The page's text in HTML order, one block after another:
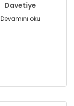
Davetiye
Devamını oku